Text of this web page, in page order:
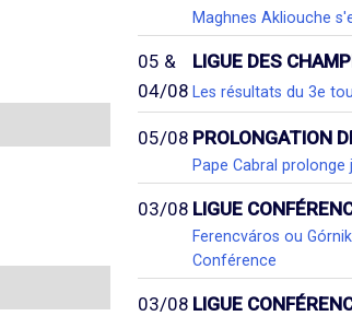
Maghnes Akliouche
05 &
04/08
LIGUE DES
Les résultats du 3e
05/08 PROLONGATION
Pape Cabral prolonge
03/08 LIGUE
Ferencváros ou
Conférence
03/08 LIGUE